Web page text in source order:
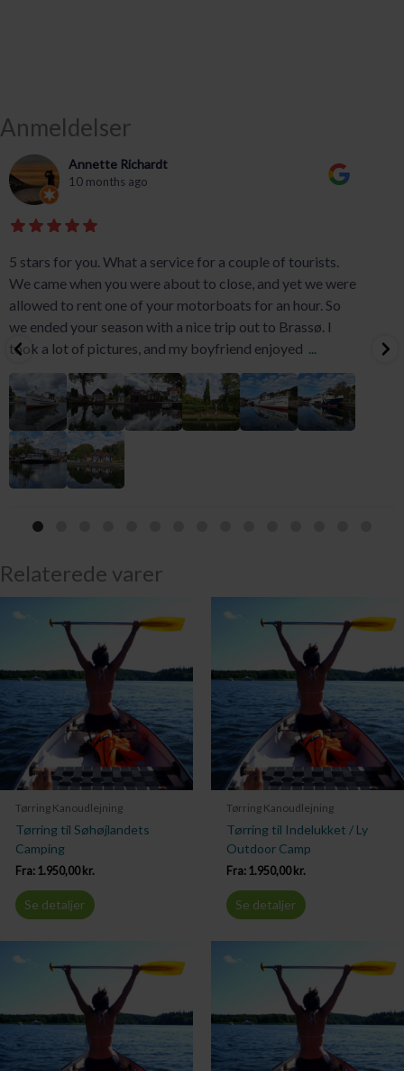
Anmeldelser
Annette Richardt
10 months ago
5 stars for you. What a service for a couple of tourists.
We came when you were about to close, and yet we were
allowed to rent one of your motorboats for an hour. So
we ended your season with a nice trip out to Brassø. I
took a lot of pictures, and my boyfriend enjoyed
Relaterede varer
Tørring Kanoudlejning
Tørring til Søhøjlandets
Camping
Fra: 1.950,00kr.
Se detaljer
Tørring Kanoudlejning
Tørring til Indelukket / Ly
Outdoor Camp
Fra: 1.950,00kr.
Se detaljer